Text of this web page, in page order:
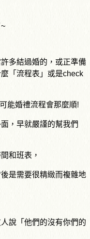
多結過婚的，或正準備
「流程表」或是check
能婚禮流程會那麼順!
，早就嚴謹的幫我們
和班表，
是需要很精緻而複雜地
說「他們的沒有你們的